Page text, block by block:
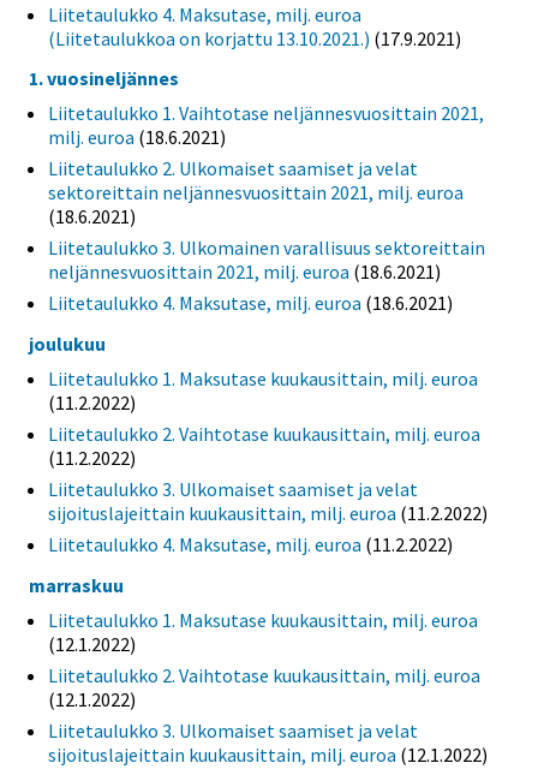
Liitetaulukko 4. Maksutase, milj. euroa
(Liitetaulukkoa on korjattu 13.10.2021.) (17.9.2021)
1. vuosineljännes
Liitetaulukko 1. Vaihtotase neljännesvuosittain 2021,
milj. euroa (18.6.2021)
Liitetaulukko 2. Ulkomaiset saamiset ja velat
sektoreittain neljännesvuosittain 2021, milj. euroa
(18.6.2021)
Liitetaulukko 3. Ulkomainen varallisuus sektoreittain
neljännesvuosittain 2021, milj. euroa (18.6.2021)
Liitetaulukko 4. Maksutase, milj. euroa (18.6.2021)
joulukuu
Liitetaulukko 1. Maksutase kuukausittain, milj. euroa
(11.2.2022)
Liitetaulukko 2. Vaihtotase kuukausittain, milj. euroa
(11.2.2022)
Liitetaulukko 3. Ulkomaiset saamiset ja velat
sijoituslajeittain kuukausittain, milj. euroa (11.2.2022)
Liitetaulukko 4. Maksutase, milj. euroa (11.2.2022)
marraskuu
Liitetaulukko 1. Maksutase kuukausittain, milj. euroa
(12.1.2022)
Liitetaulukko 2. Vaihtotase kuukausittain, milj. euroa
(12.1.2022)
Liitetaulukko 3. Ulkomaiset saamiset ja velat
sijoituslajeittain kuukausittain, milj. euroa (12.1.2022)